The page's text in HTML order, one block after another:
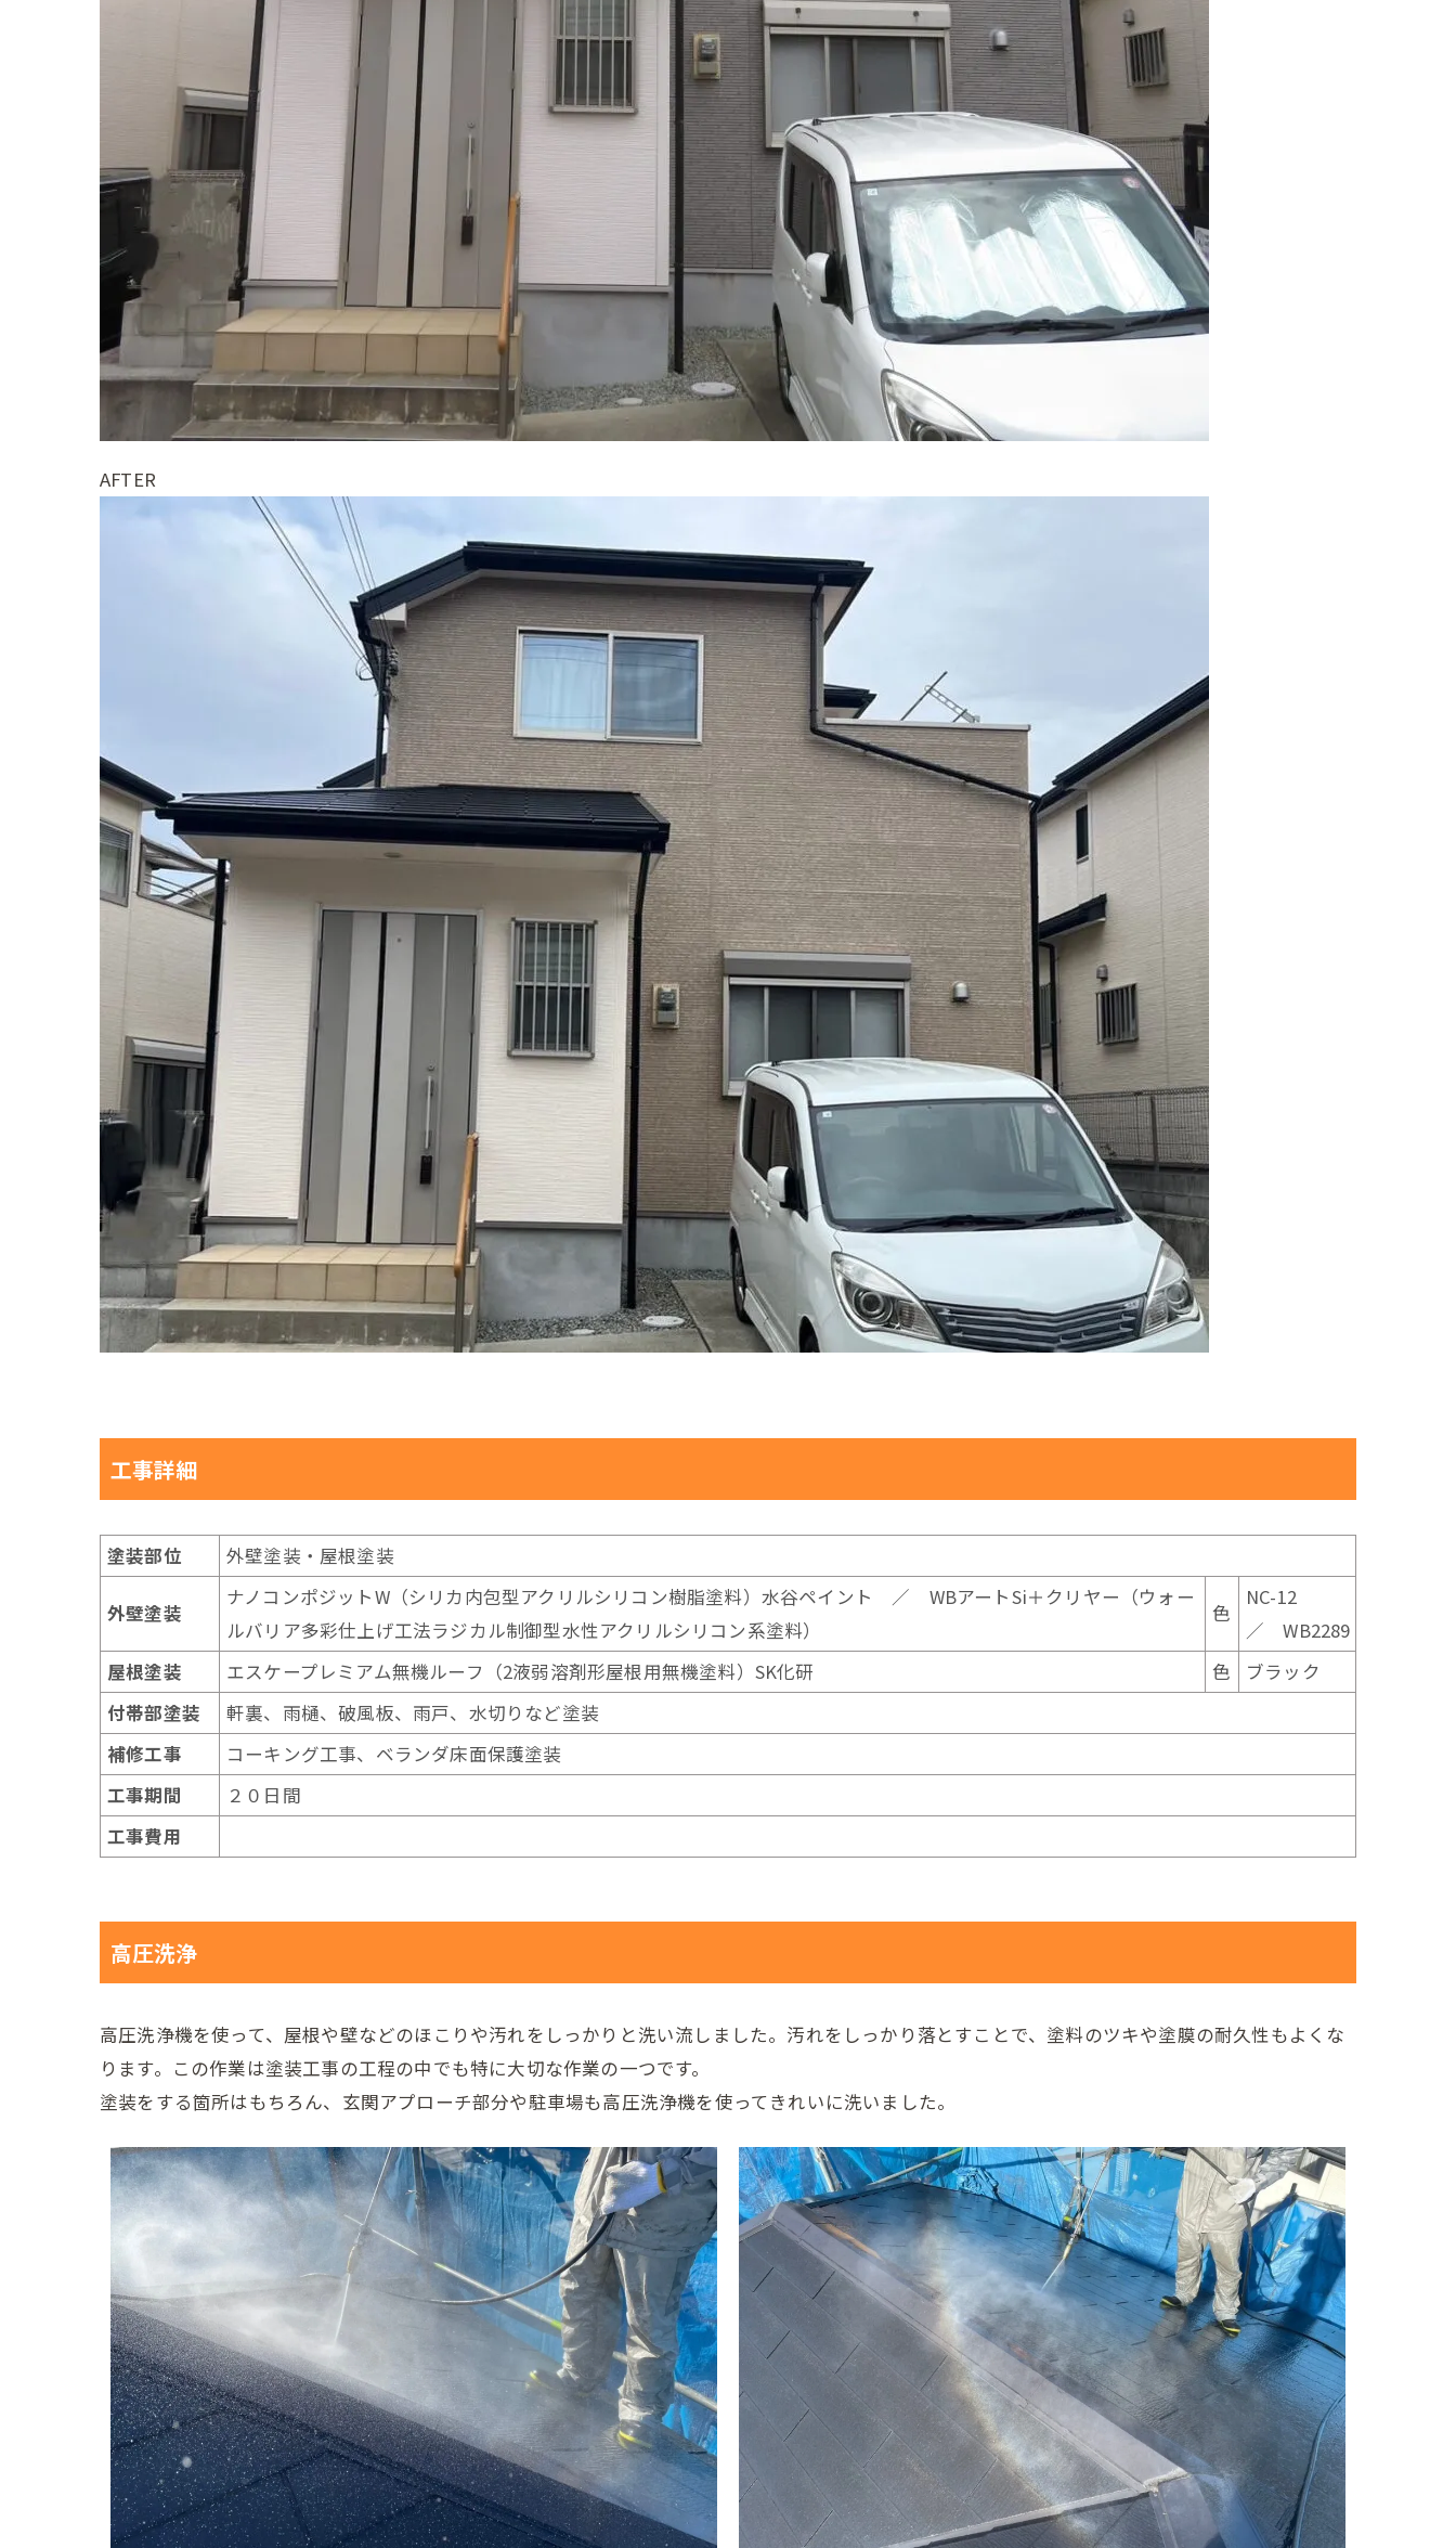
AFTER
工事詳細
塗装部位 外壁塗装・屋根塗装
外壁塗装
ナノコンポジットW（シリカ内包型アクリルシリコン樹脂塗料）水谷ペイント ／ WBアートSi＋クリヤー（ウォー
ルバリア多彩仕上げ工法ラジカル制御型水性アクリルシリコン系塗料）
色
NC-12
／ WB2289
屋根塗装
エスケープレミアム無機ルーフ（2液弱溶剤形屋根用無機塗料）SK化研 色
ブラック
付帯部塗装
軒裏、雨樋、破風板、雨戸、水切りなど塗装
補修工事
コーキング工事、ベランダ床面保護塗装
工事期間
２０日間
工事費用
高圧洗浄
高圧洗浄機を使って、屋根や壁などのほこりや汚れをしっかりと洗い流しました。汚れをしっかり落とすことで、塗料のツキや塗膜の耐久性もよくな
ります。この作業は塗装工事の工程の中でも特に大切な作業の一つです。
塗装をする箇所はもちろん、玄関アプローチ部分や駐車場も高圧洗浄機を使ってきれいに洗いました。